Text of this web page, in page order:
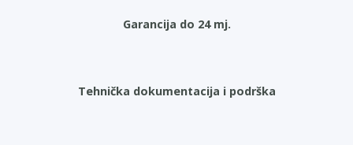
Garancija do 24 mj.
Tehnička dokumentacija i podrška